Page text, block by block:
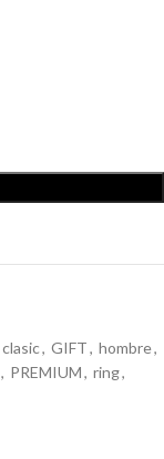
clasic, GIFT, hombre,
, PREMIUM, ring,